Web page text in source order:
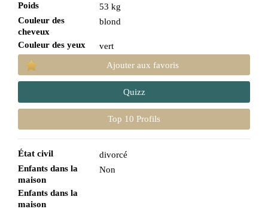
Poids
53 kg
Couleur des
cheveux
blond
Couleur des yeux
vert
Ajouter aux favoris
Quizz
Top 10 Profils
État civil
divorcé
Enfants dans la
maison
Non
Enfants dans la
maison